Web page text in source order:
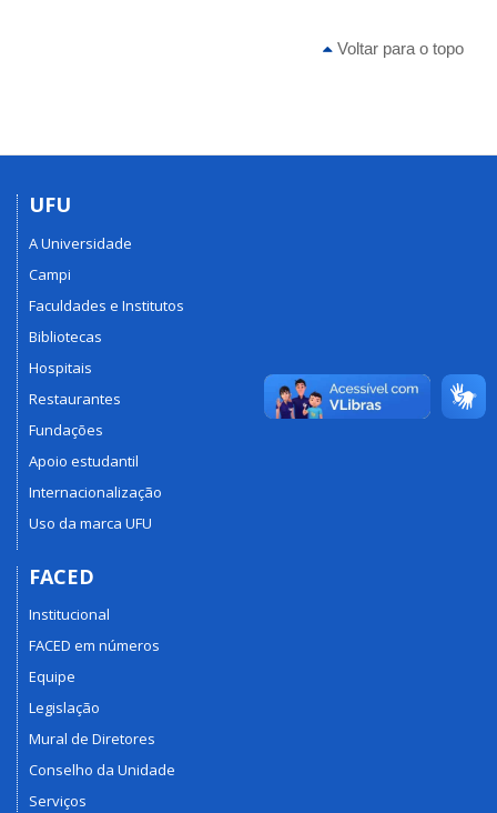
Voltar para o topo
UFU
A Universidade
Campi
Faculdades e Institutos
Bibliotecas
Hospitais
Restaurantes
Fundações
Apoio estudantil
Internacionalização
Uso da marca UFU
FACED
Institucional
FACED em números
Equipe
Legislação
Mural de Diretores
Conselho da Unidade
Serviços